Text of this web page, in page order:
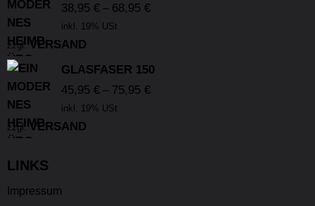
38,95 € – 68,95 €
inkl. 19% USt
zzgl.VERSAND
GLASFASER 150
45,95 € – 75,95 €
inkl. 19% USt
zzgl.VERSAND
LINKS
Impressum